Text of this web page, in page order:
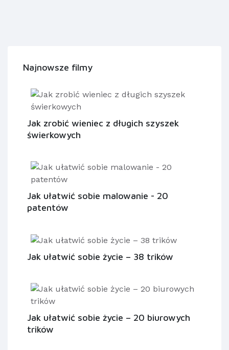
Najnowsze filmy
Jak zrobić wieniec z długich szyszek
świerkowych
Jak ułatwić sobie malowanie - 20
patentów
Jak ułatwić sobie życie – 38 trików
Jak ułatwić sobie życie – 20 biurowych
trików